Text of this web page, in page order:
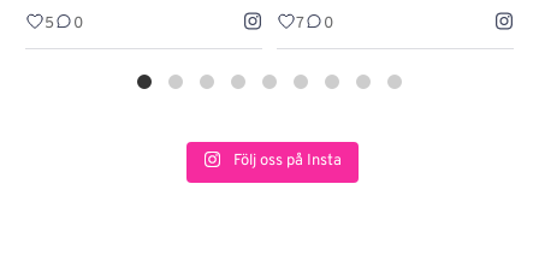
5 0 7 0
Följ oss på Insta